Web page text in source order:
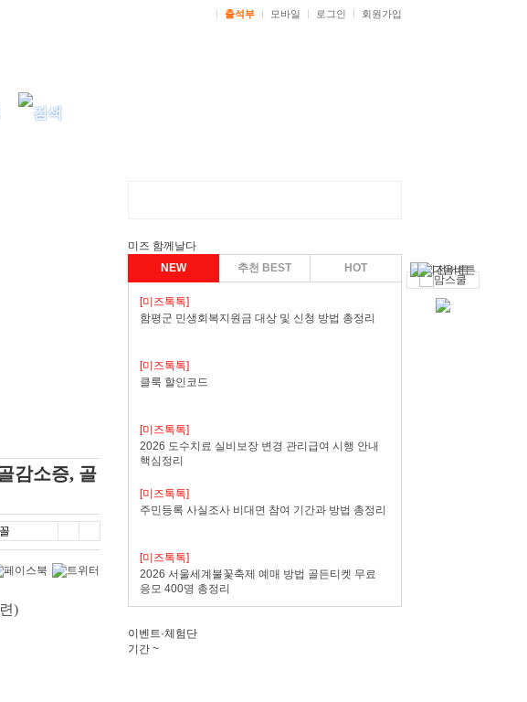
출석부 모바일 로그인 회원가입
감소증, 골
)
미즈 함께날다
NEW
추천 BEST HOT
[미즈톡톡]
함평군 민생회복지원금 대상 및 신청 방법 총정리
[미즈톡톡]
클룩 할인코드
[미즈톡톡]
2026 도수치료 실비보장 변경 관리급여 시행 안내
핵심정리
[미즈톡톡]
주민등록 사실조사 비대면 참여 기간과 방법 총정리
[미즈톡톡]
2026 서울세계불꽃축제 예매 방법 골든티켓 무료
응모 400명 총정리
이벤트·체험단
기간 ~